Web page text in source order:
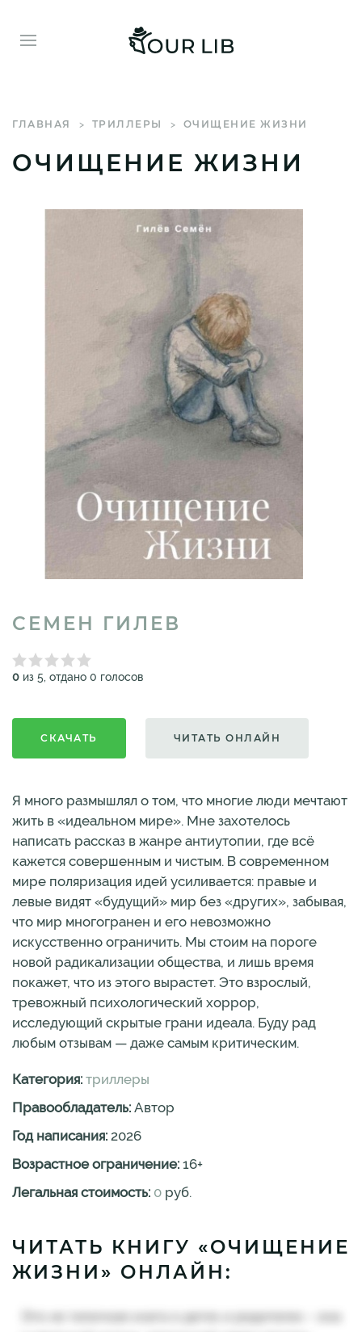
ГЛАВНАЯ ТРИЛЛЕРЫ ОЧИЩЕНИЕ ЖИЗНИ
ОЧИЩЕНИЕ ЖИЗНИ
СЕМЕН ГИЛЕВ
0 из 5, отдано 0 голосов
СКАЧАТЬ ЧИТАТЬ ОНЛАЙН
Я много размышлял о том, что многие люди мечтают
жить в «идеальном мире». Мне захотелось
написать рассказ в жанре антиутопии, где всё
кажется совершенным и чистым. В современном
мире поляризация идей усиливается: правые и
левые видят «будущий» мир без «других», забывая,
что мир многогранен и его невозможно
искусственно ограничить. Мы стоим на пороге
новой радикализации общества, и лишь время
покажет, что из этого вырастет. Это взрослый,
тревожный психологический хоррор,
исследующий скрытые грани идеала. Буду рад
любым отзывам — даже самым критическим.
Категория: триллеры
Правообладатель: Автор
Год написания: 2026
Возрастное ограничение: 16+
Легальная стоимость: 0 руб.
ЧИТАТЬ КНИГУ «ОЧИЩЕНИЕ
ЖИЗНИ» ОНЛАЙН: